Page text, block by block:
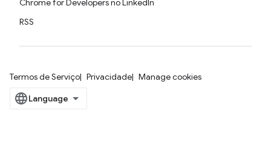
Chrome for Developers no LinkedIn
RSS
Termos de Serviço Privacidade Manage cookies